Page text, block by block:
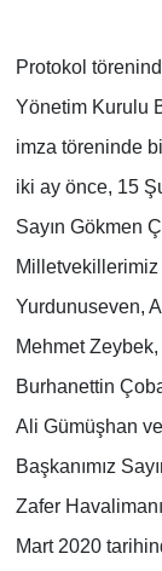
Protokol
Yönetim Kurulu
imza töreninde
iki ay önce, 15
Sayın Gökmen
Milletvekillerimiz
Yurdunuseven,
Mehmet Zeybek,
Burhanettin
Ali Gümüşhan
Başkanımız
Zafer
Mart 2020